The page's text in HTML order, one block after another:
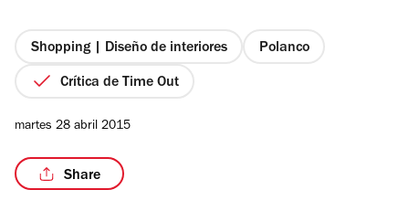
estrellas
Shopping | Diseño de interiores Polanco
Crítica de Time Out
martes 28 abril 2015
Share